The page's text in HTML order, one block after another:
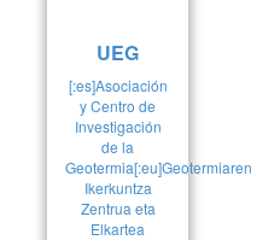
UEG
[:es]Asociación
y Centro de
Investigación
de la
Geotermia[:eu]Geotermiaren
Ikerkuntza
Zentrua eta
Elkartea